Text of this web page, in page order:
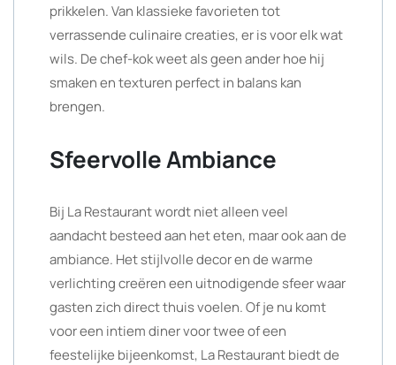
prikkelen. Van klassieke favorieten tot
verrassende culinaire creaties, er is voor elk wat
wils. De chef-kok weet als geen ander hoe hij
smaken en texturen perfect in balans kan
brengen.
Sfeervolle Ambiance
Bij La Restaurant wordt niet alleen veel
aandacht besteed aan het eten, maar ook aan de
ambiance. Het stijlvolle decor en de warme
verlichting creëren een uitnodigende sfeer waar
gasten zich direct thuis voelen. Of je nu komt
voor een intiem diner voor twee of een
feestelijke bijeenkomst, La Restaurant biedt de